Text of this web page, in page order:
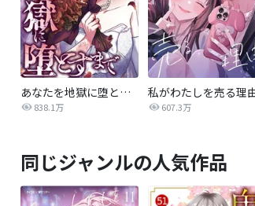
あなたを地獄に堕とすまで
838.1万
私がわたしを売る理
607.3万
同じジャンルの人気作品